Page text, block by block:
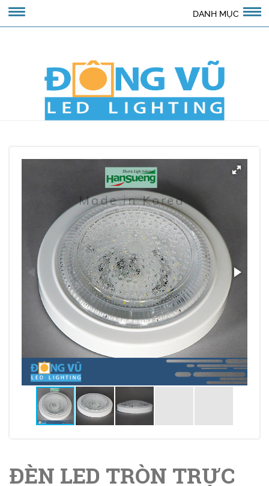
DANH MỤC
ĐÈN LED TRÒN TRỰC